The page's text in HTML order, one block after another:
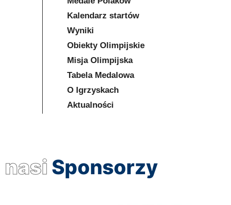
Kalendarz startów
Wyniki
Obiekty Olimpijskie
Misja Olimpijska
Tabela Medalowa
O Igrzyskach
Aktualności
nasi Sponsorzy